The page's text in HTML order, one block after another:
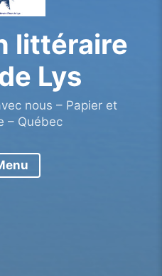
littéraire
Lys
nous – Papier et
– Québec